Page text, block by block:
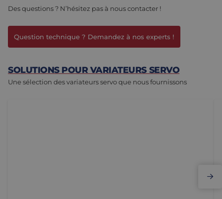
Des questions ? N’hésitez pas à nous contacter !
Question technique ? Demandez à nos experts !
SOLUTIONS POUR VARIATEURS SERVO
Une sélection des variateurs servo que nous fournissons